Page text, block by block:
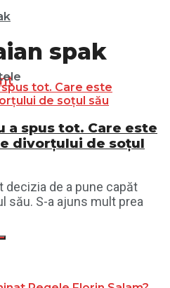
spak
a spus tot. Care este
divorțului de soțul
decizia de a pune capăt
său. S-a ajuns mult prea